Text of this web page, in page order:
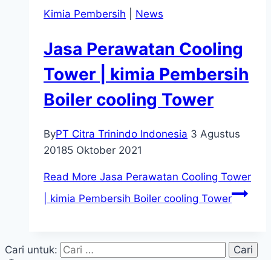
Kimia Pembersih News
Jasa Perawatan Cooling
Tower | kimia Pembersih
Boiler cooling Tower
ByPT Citra Trinindo Indonesia 3 Agustus
20185 Oktober 2021
Read More Jasa Perawatan Cooling Tower
| kimia Pembersih Boiler cooling Tower
Cari untuk: